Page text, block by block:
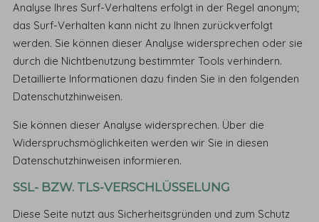
Analyse Ihres Surf-Verhaltens erfolgt in der Regel anonym;
das Surf-Verhalten kann nicht zu Ihnen zurückverfolgt
werden. Sie können dieser Analyse widersprechen oder sie
durch die Nichtbenutzung bestimmter Tools verhindern.
Detaillierte Informationen dazu finden Sie in den folgenden
Datenschutzhinweisen.
Sie können dieser Analyse widersprechen. Über die
Widerspruchsmöglichkeiten werden wir Sie in diesen
Datenschutzhinweisen informieren.
SSL- BZW. TLS-VERSCHLÜSSELUNG
Diese Seite nutzt aus Sicherheitsgründen und zum Schutz